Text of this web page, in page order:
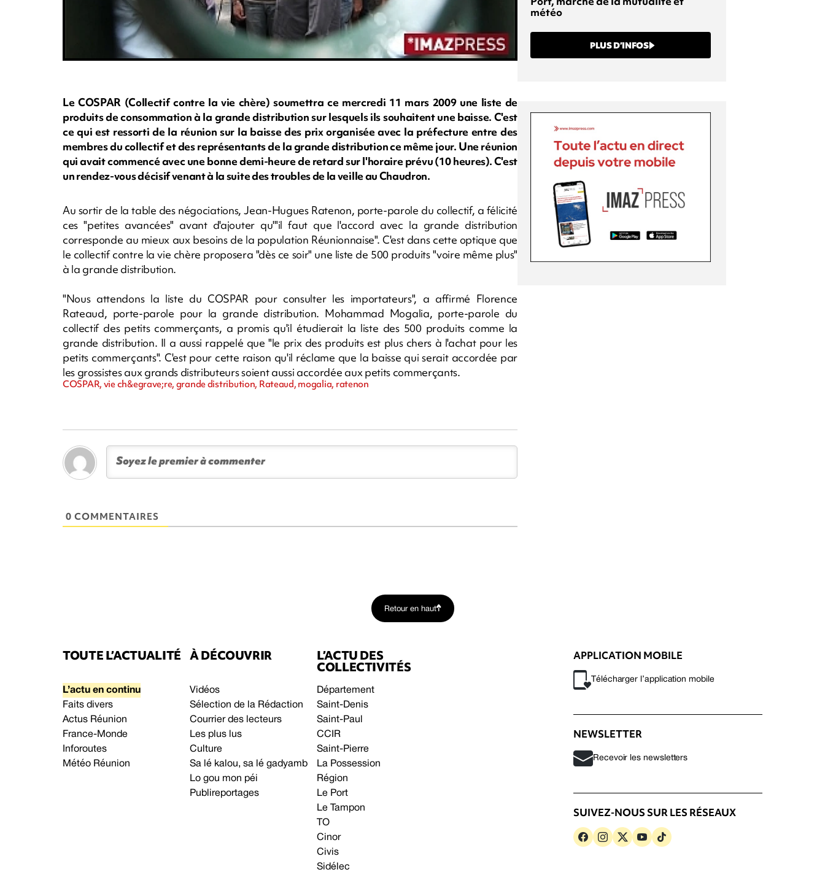
Le COSPAR (Collectif contre la vie chère) soumettra ce mercredi 11 mars 2009 une liste de
produits de consommation à la grande distribution sur lesquels ils souhaitent une baisse. C'est
ce qui est ressorti de la réunion sur la baisse des prix organisée avec la préfecture entre des
membres du collectif et des représentants de la grande distribution ce même jour. Une réunion
qui avait commencé avec une bonne demi-heure de retard sur l'horaire prévu (10 heures). C'est
un rendez-vous décisif venant à la suite des troubles de la veille au Chaudron.
Au sortir de la table des négociations, Jean-Hugues Ratenon, porte-parole du collectif, a félicité
ces "petites avancées" avant d'ajouter qu'"il faut que l'accord avec la grande distribution
corresponde au mieux aux besoins de la population Réunionnaise". C'est dans cette optique que
le collectif contre la vie chère proposera "dès ce soir" une liste de 500 produits "voire même plus"
à la grande distribution.
"Nous attendons la liste du COSPAR pour consulter les importateurs", a affirmé Florence
Rateaud, porte-parole pour la grande distribution. Mohammad Mogalia, porte-parole du
collectif des petits commerçants, a promis qu'il étudierait la liste des 500 produits comme la
grande distribution. Il a aussi rappelé que "le prix des produits est plus chers à l'achat pour les
petits commerçants". C'est pour cette raison qu'il réclame que la baisse qui serait accordée par
les grossistes aux grands distributeurs soient aussi accordée aux petits commerçants.
COSPAR, vie ch&egrave;re, grande distribution, Rateaud, mogalia, ratenon
0 COMMENTAIRES
météo
PLUS D’INFOS
Retour en haut
TOUTE L’ACTUALITÉ
L’actu en continu
Faits divers
Actus Réunion
France-Monde
Inforoutes
Météo Réunion
À DÉCOUVRIR
Vidéos
Sélection de la Rédaction
Courrier des lecteurs
Les plus lus
Culture
Sa lé kalou, sa lé gadyamb
Lo gou mon péi
Publireportages
L’ACTU DES
COLLECTIVITÉS
Département
Saint-Denis
Saint-Paul
CCIR
Saint-Pierre
La Possession
Région
Le Port
Le Tampon
TO
Cinor
Civis
Sidélec
APPLICATION MOBILE
Télécharger l’application mobile
NEWSLETTER
Recevoir les newsletters
SUIVEZ-NOUS SUR LES RÉSEAUX